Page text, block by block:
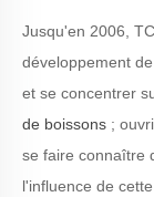
Jusqu'en 2006,
développement
et se concentrer
de boissons ;
se faire connaître
l'influence de